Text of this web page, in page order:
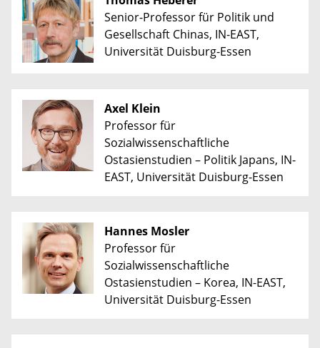
Senior-Professor für Politik und
Gesellschaft Chinas, IN-EAST,
Universität Duisburg-Essen
Axel Klein
Professor für
Sozialwissenschaftliche
Ostasienstudien – Politik Japans, IN-
EAST, Universität Duisburg-Essen
Hannes Mosler
Professor für
Sozialwissenschaftliche
Ostasienstudien – Korea, IN-EAST,
Universität Duisburg-Essen